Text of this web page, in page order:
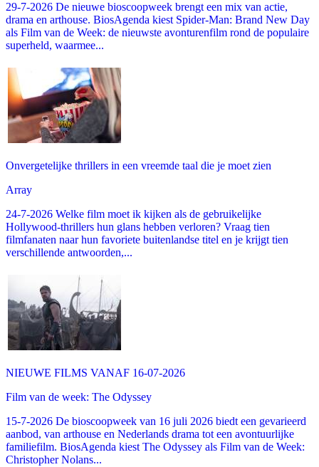
29-7-2026 De nieuwe bioscoopweek brengt een mix van actie,
drama en arthouse. BiosAgenda kiest Spider-Man: Brand New Day
als Film van de Week: de nieuwste avonturenfilm rond de populaire
superheld, waarmee...
Onvergetelijke thrillers in een vreemde taal die je moet zien
Array
24-7-2026 Welke film moet ik kijken als de gebruikelijke
Hollywood-thrillers hun glans hebben verloren? Vraag tien
filmfanaten naar hun favoriete buitenlandse titel en je krijgt tien
verschillende antwoorden,...
NIEUWE FILMS VANAF 16-07-2026
Film van de week: The Odyssey
15-7-2026 De bioscoopweek van 16 juli 2026 biedt een gevarieerd
aanbod, van arthouse en Nederlands drama tot een avontuurlijke
familiefilm. BiosAgenda kiest The Odyssey als Film van de Week:
Christopher Nolans...